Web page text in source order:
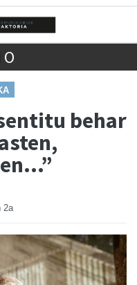
behar
2a